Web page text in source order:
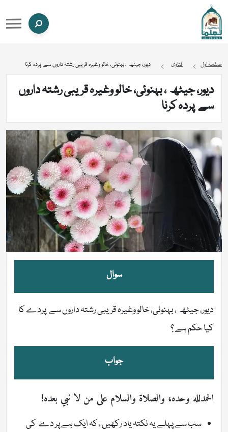
صفحہ اول فتاوی دیور، جیٹھ ، بہنوئی، خالو وغیرہ قریبی رشتہ داروں سے پردہ کرنا
دیور، جیٹھ ، بہنوئی، خالو وغیرہ قریبی رشتہ داروں
سے پردہ کرنا
سوال
دیور، جیٹھ ، بہنوئی، خالو وغیرہ قریبی رشتہ داروں سے پردے کا
کیا حکم ہے ؟
جواب
الحمدلله وحده، والصلاة والسلام على من لا نبي بعده!
سب سے پہلے یہ نکتہ یاد رکھیں ، کہ ایک ہے پر دے کی